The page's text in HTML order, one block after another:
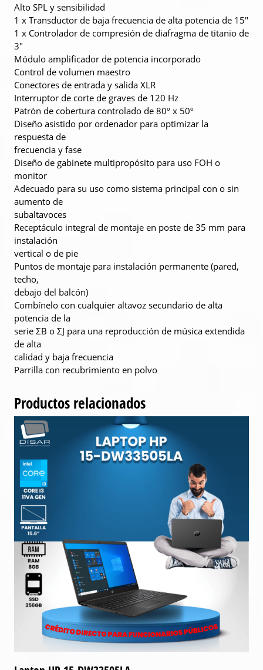
Alto SPL y sensibilidad
1 x Transductor de baja frecuencia de alta potencia de 15″
1 x Controlador de compresión de diafragma de titanio de
3″
Módulo amplificador de potencia incorporado
Control de volumen maestro
Conectores de entrada y salida XLR
Interruptor de corte de graves de 120 Hz
Patrón de cobertura controlado de 80º x 50º
Diseño asistido por ordenador para optimizar la
respuesta de
frecuencia y fase
Diseño de gabinete multipropósito para uso FOH o
monitor
Adecuado para su uso como sistema principal con o sin
aumento de
subaltavoces
Receptáculo integral de montaje en poste de 35 mm para
instalación
vertical o de pie
Puntos de montaje para instalación permanente (pared,
techo,
debajo del balcón)
Combínelo con cualquier altavoz secundario de alta
potencia de la
serie ΣB o ΣJ para una reproducción de música extendida
de alta
calidad y baja frecuencia
Parrilla con recubrimiento en polvo
Productos relacionados